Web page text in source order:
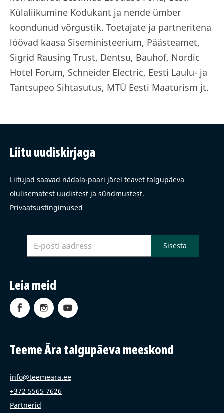
Külaliikumine Kodukant ja nende ümber
koondunud võrgustik. Toetajate ja partneritena
löövad kaasa Siseministeerium, Päästeamet,
Sigrid Rausing Trust, Dentsu, Bauhof, Nordic
Hotel Forum, Schneider Electric, Eesti Laulu- ja
Tantsupeo Sihtasutus, MTÜ Eesti Maaturism jt.
Liitu uudiskirjaga
Liitujad saavad nädala-paari järel teavet talgupäeva
olulisematest uudistest ja sündmustest.
Privaatsustingimused
Leia meid
Teeme Ära talgupäeva meeskond
info@teemeara.ee
+372 5565 7626
Partnerid